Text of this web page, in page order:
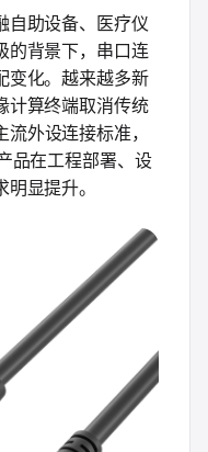
自助设备、医疗仪
的背景下，串口连
变化。越来越多新
计算终端取消传统
外设连接标准，
品在工程部署、设
显提升。